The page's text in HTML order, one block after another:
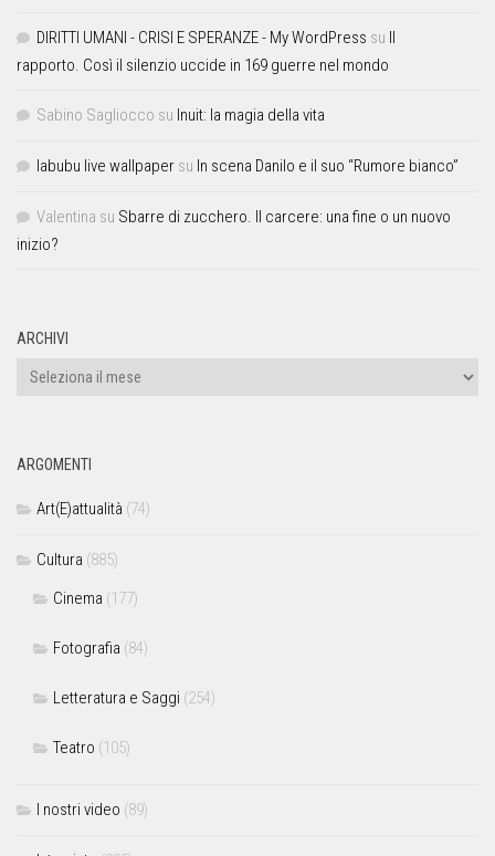
DIRITTI UMANI - CRISI E SPERANZE - My WordPress su Il
rapporto. Così il silenzio uccide in 169 guerre nel mondo
Sabino Sagliocco su Inuit: la magia della vita
labubu live wallpaper su In scena Danilo e il suo “Rumore bianco”
Valentina su Sbarre di zucchero. Il carcere: una fine o un nuovo
inizio?
ARCHIVI
ARGOMENTI
Art(E)attualità (74)
Cultura (885)
Cinema (177)
Fotografia (84)
Letteratura e Saggi (254)
Teatro (105)
I nostri video (89)